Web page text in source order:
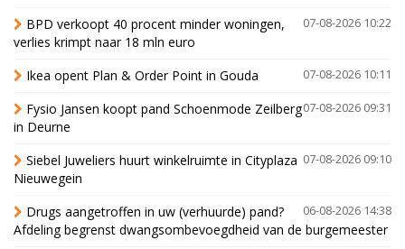
07-08-2026 10:22
BPD verkoopt 40 procent minder woningen,
verlies krimpt naar 18 mln euro
07-08-2026 10:11
Ikea opent Plan & Order Point in Gouda
07-08-2026 09:31
Fysio Jansen koopt pand Schoenmode Zeilberg
in Deurne
07-08-2026 09:10
Siebel Juweliers huurt winkelruimte in Cityplaza
Nieuwegein
06-08-2026 14:38
Drugs aangetroffen in uw (verhuurde) pand?
Afdeling begrenst dwangsombevoegdheid van de burgemeester